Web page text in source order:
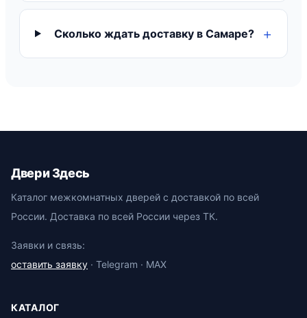
Сколько ждать доставку в Самаре?
Двери Здесь
Каталог межкомнатных дверей с доставкой по всей
России. Доставка по всей России через ТК.
Заявки и связь:
оставить заявку · Telegram · MAX
КАТАЛОГ